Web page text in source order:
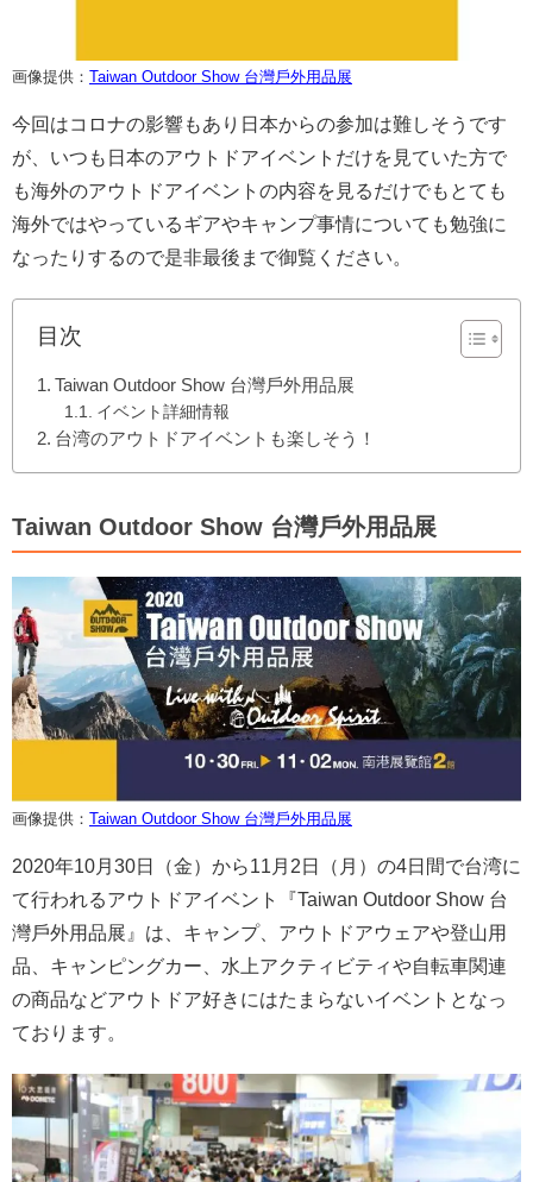
画像提供： Taiwan Outdoor Show 台灣戶外用品展
今回はコロナの影響もあり日本からの参加は難しそうです
が、いつも日本のアウトドアイベントだけを見ていた方で
も海外のアウトドアイベントの内容を見るだけでもとても
海外ではやっているギアやキャンプ事情についても勉強に
なったりするので是非最後まで御覧ください。
目次
Taiwan Outdoor Show 台灣戶外用品展
イベント詳細情報
台湾のアウトドアイベントも楽しそう！
Taiwan Outdoor Show 台灣戶外用品展
画像提供： Taiwan Outdoor Show 台灣戶外用品展
2020年10月30日（金）から11月2日（月）の4日間で台湾に
て行われるアウトドアイベント『Taiwan Outdoor Show 台
灣戶外用品展』は、キャンプ、アウトドアウェアや登山用
品、キャンピングカー、水上アクティビティや自転車関連
の商品などアウトドア好きにはたまらないイベントとなっ
ております。